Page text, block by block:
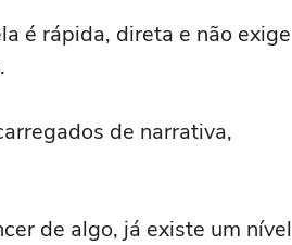
é rápida, direta e não exige
de narrativa,
de algo, já existe um nível